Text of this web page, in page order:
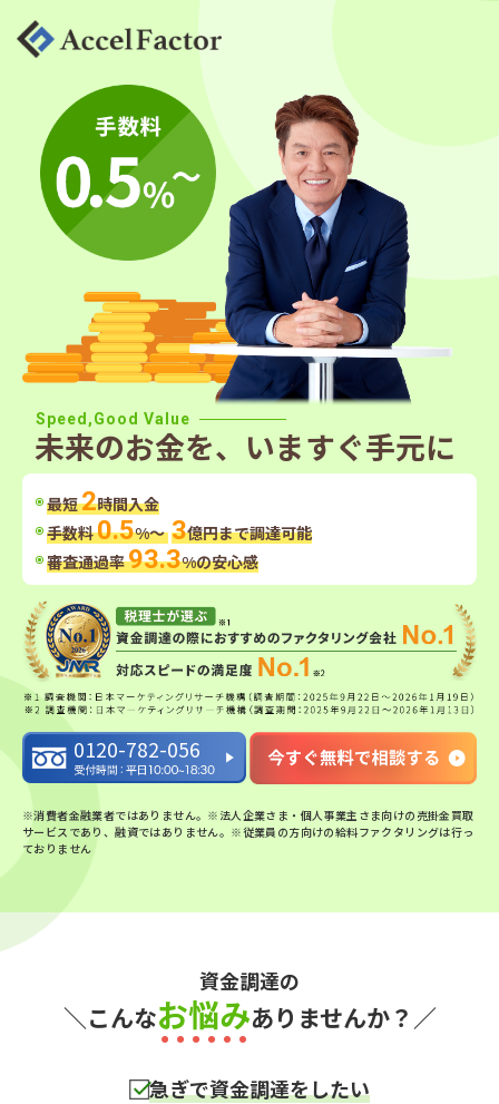
Speed,Good Value
未来のお金を、いますぐ手元に
最短2時間入金
手数料0.5%〜3億円まで調達可能
審査通過率93.3%の安心感
0120-782-056
※消費者金融業者ではありません。※法人企業さま・個人事業主さま向けの売掛金買取
サービスであり、融資ではありません。※従業員の方向けの給料ファクタリングは行っ
ておりません
資金調達の
＼こんなお悩みありませんか？／
急ぎで資金調達をしたい